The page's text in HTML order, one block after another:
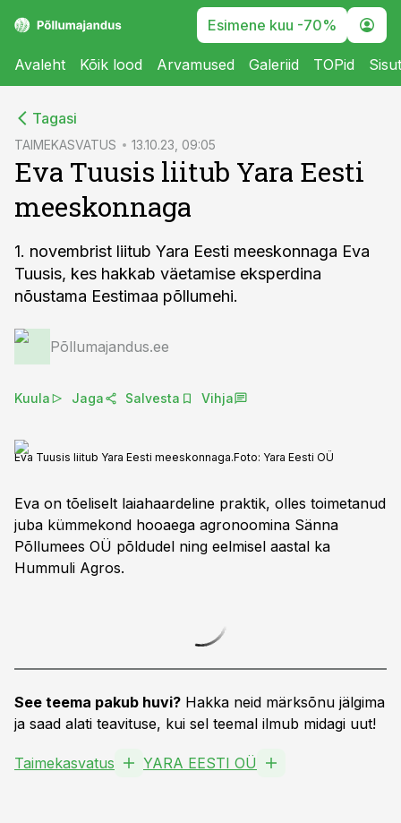
Esimene kuu -70%
Avaleht Kõik lood Arvamused Galeriid TOPid
Tagasi
TAIMEKASVATUS 13.10.23, 09:05
Eva Tuusis liitub Yara Eesti
meeskonnaga
1. novembrist liitub Yara Eesti meeskonnaga Eva
Tuusis, kes hakkab väetamise eksperdina
nõustama Eestimaa põllumehi.
Põllumajandus.ee
Kuula Jaga Salvesta Vihja
Eva Tuusis liitub Yara Eesti meeskonnaga.Foto: Yara Eesti OÜ
Eva on tõeliselt laiahaardeline praktik, olles toimetanud
juba kümmekond hooaega agronoomina Sänna
Põllumees OÜ põldudel ning eelmisel aastal ka
Hummuli Agros.
See teema pakub huvi? Hakka neid märksõnu jälgima
ja saad alati teavituse, kui sel teemal ilmub midagi uut!
Taimekasvatus YARA EESTI OÜ